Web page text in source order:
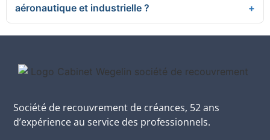
aéronautique et industrielle ?
Société de recouvrement de créances, 52 ans
d’expérience au service des professionnels.